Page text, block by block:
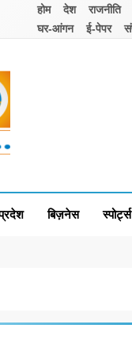
होम देश राजनीति
घर-आंगन
ई-पेपर
बिज़नेस स्पोर्ट्स